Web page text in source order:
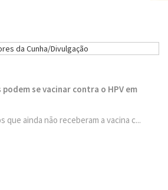
podem se vacinar contra o HPV em
que ainda não receberam a vacina c...